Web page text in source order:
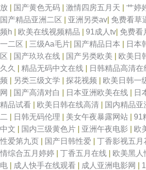
放
国产黄色无码 激情四房五月天 艹婷
国产精品亚洲二区
亚洲另类av 免费看草
频h
欧美在线视频精品 91成人tv 免费看
一二区
三级Aa毛片 国产精品日本 日本
区
国产玖玖在线 国产另类欧美 欧美日
久久
精品无码中文在线 日韩精品高清在
频
另类三级文学 探花视频 欧美日韩一
网
国产高清对白 日本亚洲欧美在线 日
精品试看
欧美日韩在线高清 国内精品亚
二
日韩无码伦理 美女午夜暴露网站 91
中文
国内三级黄色片 亚洲午夜电影 欧
性爱第九页
国产日韩性爱 丁香影视五月
情综合五月婷婷
丁香五月在线 欧美黑人
电
成人快手在线观看 成人亚洲电影网